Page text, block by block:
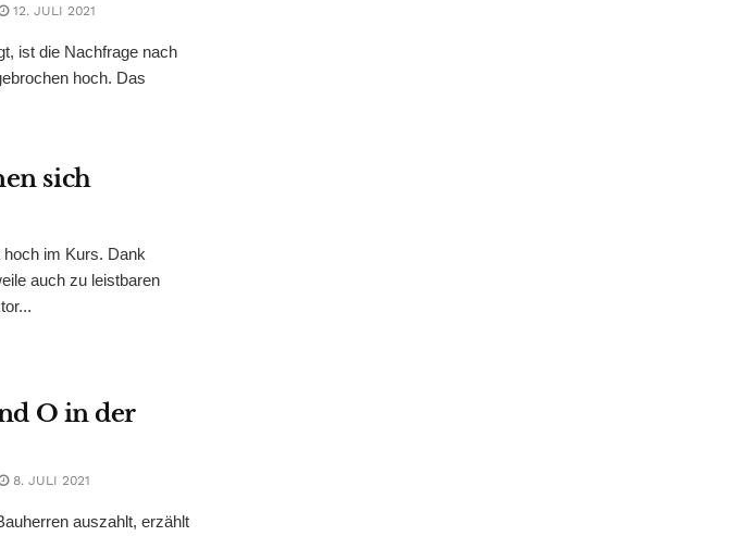
12. JULI 2021
ist die Nachfrage nach
hoch. Das
sich
im Kurs. Dank
auch zu leistbaren
O in der
8. JULI 2021
auszahlt, erzählt